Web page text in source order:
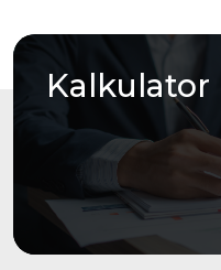
Kalkulator